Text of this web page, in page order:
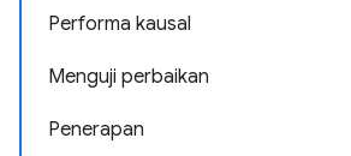
Performa kausal
Menguji perbaikan
Penerapan